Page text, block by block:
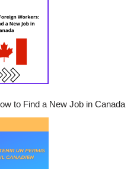
to Find a New Job in Canada